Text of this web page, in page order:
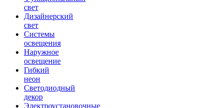
свет
Дизайнерский
свет
Системы
освещения
Наружное
освещение
Гибкий
неон
Светодиодный
декор
Электроустановочные